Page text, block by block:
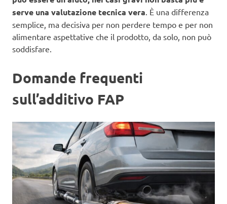
serve una valutazione tecnica vera. È una differenza
semplice, ma decisiva per non perdere tempo e per non
alimentare aspettative che il prodotto, da solo, non può
soddisfare.
Domande frequenti
sull’additivo FAP